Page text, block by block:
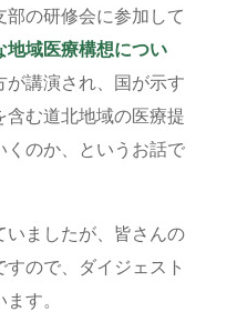
の研修会に参加して
地域医療構想につい
が講演され、国が示す
含む道北地域の医療提
くのか、というお話で
いましたが、皆さんの
ので、ダイジェスト
す。